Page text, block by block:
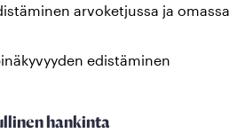
arvoketjussa ja omassa
edistäminen
hankinta